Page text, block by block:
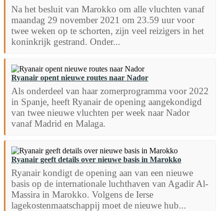
Na het besluit van Marokko om alle vluchten vanaf
maandag 29 november 2021 om 23.59 uur voor
twee weken op te schorten, zijn veel reizigers in het
koninkrijk gestrand. Onder...
Ryanair opent nieuwe routes naar Nador
Als onderdeel van haar zomerprogramma voor 2022
in Spanje, heeft Ryanair de opening aangekondigd
van twee nieuwe vluchten per week naar Nador
vanaf Madrid en Malaga.
Ryanair geeft details over nieuwe basis in Marokko
Ryanair kondigt de opening aan van een nieuwe
basis op de internationale luchthaven van Agadir Al-
Massira in Marokko. Volgens de Ierse
lagekostenmaatschappij moet de nieuwe hub...